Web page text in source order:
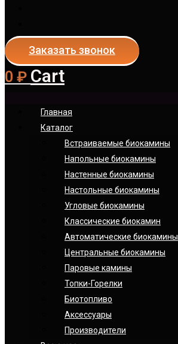
Заказать звонок
0 ₽ Cart
Главная
Каталог
Встраиваемые биокамины
Напольные биокамины
Настенные биокамины
Настoльные биокамины
Угловые биокамины
Классические биокамин
Автоматические биокамины
Центральные биокамины
Паровые камины
Топки-Горелки
Биотопливо
Аксессуары
Производители